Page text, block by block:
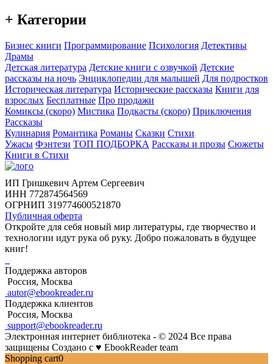
+ Категории
Бизнес книги Программирование Психология Детективы
Драмы
Детская литература Детские книги с озвучкой Детские
рассказы на ночь Энциклопедии для малышей Для подростков
Историческая литература Исторические рассказы Книги для
взрослых Бесплатные Про продажи
Комиксы (скоро) Мистика Подкасты (скоро) Приключения
Рассказы
Кулинария Романтика Романы Сказки Стихи
Ужасы Фэнтези ТОП ПОДБОРКА Рассказы и прозы Сюжеты
Книги в Стихи
ИП Гришкевич Артем Сергеевич
ИНН 772874564569
ОГРНИП 319774600521870
Публичная оферта
Откройте для себя новый мир литературы, где творчество и
технологии идут рука об руку. Добро пожаловать в будущее
книг!
Поддержка авторов
Россия, Москва
autor@ebookreader.ru
Поддержка клиентов
Россия, Москва
support@ebookreader.ru
Электронная интернет библиотека - © 2024 Все права
защищены Создано с ♥ EbookReader team
Shopping cart0